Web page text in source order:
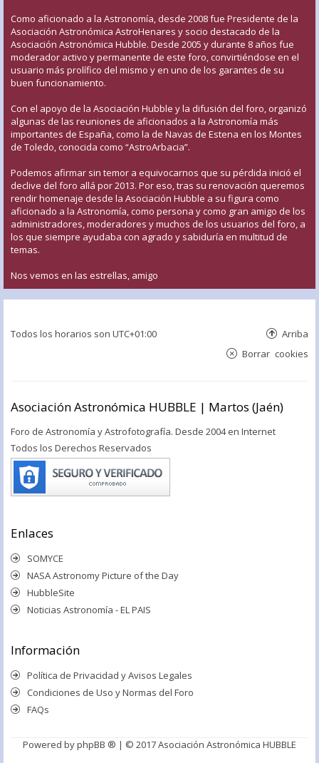
Como aficionado a la Astronomía, desde 2008 fue Presidente de la
Asociación Astronómica AstroHenares y socio destacado de la
Asociación Astronómica Hubble. Desde 2005 y durante 8 años fue
moderador activo y permanente de este foro, convirtiéndose en el
usuario más prolífico del mismo y en uno de los garantes de su
buen funcionamiento.
Con el apoyo de la Asociación Hubble y la difusión del foro, organizó
algunas de las reuniones de aficionados a la Astronomía más
importantes de España, como la de Navas de Estena en los Montes
de Toledo, conocida como “AstroArbacia”.
Podemos afirmar sin temor a equivocarnos que su pérdida inició el
declive del foro allá por 2013. Por eso, tras su renovación queremos
rendir homenaje desde la Asociación Hubble a su figura como
aficionado a la Astronomía, como persona y como gran amigo de los
administradores, moderadores y muchos de los usuarios del foro, a
los que siempre ayudaba con agrado y sabiduría en multitud de
temas.
Nos vemos en las estrellas, amigo
Todos los horarios son UTC+01:00 Arriba
Borrar cookies
Asociación Astronómica HUBBLE | Martos (Jaén)
Foro de Astronomía y Astrofotografía. Desde 2004 en Internet
Todos los Derechos Reservados
Enlaces
SOMYCE
NASA Astronomy Picture of the Day
HubbleSite
Noticias Astronomía - EL PAIS
Información
Política de Privacidad y Avisos Legales
Condiciones de Uso y Normas del Foro
FAQs
Powered byphpBB ® | © 2017 Asociación Astronómica HUBBLE